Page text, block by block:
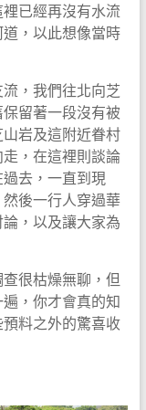
已經再沒有水流
，以此想像當時
，我們往北向芝
留著一段沒有被
岩及這附近眷村
，在這裡則談論
去，一直到現
後一行人穿過華
，以及讓大家為
很枯燥無聊，但
，你才會真的知
料之外的驚喜收